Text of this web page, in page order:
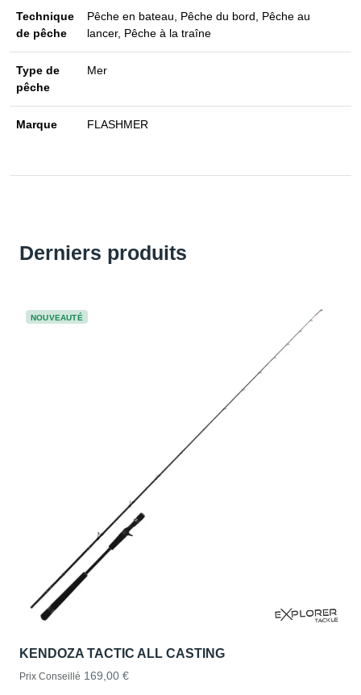
Technique
de pêche
Pêche en bateau, Pêche du bord, Pêche au
lancer, Pêche à la traîne
Type de
pêche
Mer
Marque FLASHMER
Derniers produits
NOUVEAUTÉ
KENDOZA TACTIC ALL CASTING
Prix Conseillé 169,00 €